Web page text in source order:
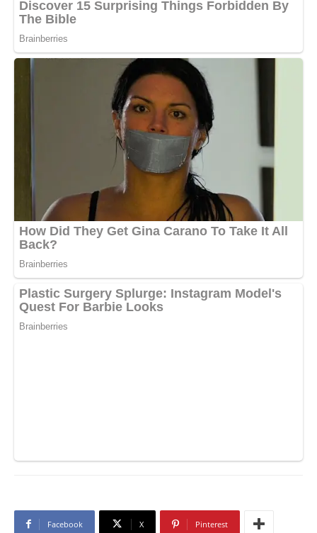
Facebook X Pinterest